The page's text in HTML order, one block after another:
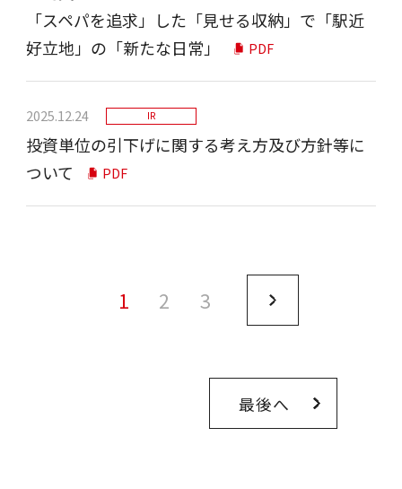
「スペパを追求」した「見せる収納」で「駅近
好立地」の「新たな日常」
PDF
2025.12.24 IR
投資単位の引下げに関する考え方及び方針等に
ついて
PDF
1 2 3
最後へ